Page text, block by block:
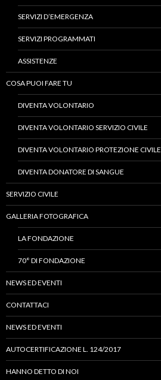
SERVIZI D’EMERGENZA
SERVIZI PROGRAMMATI
ASSISTENZE
COSA PUOI FARE TU
DIVENTA VOLONTARIO
DIVENTA VOLONTARIO SERVIZIO CIVILE
DIVENTA VOLONTARIO PROTEZIONE CIVILE
DIVENTA DONATORE DI SANGUE
SERVIZIO CIVILE
GALLERIA FOTOGRAFICA
LA FONDAZIONE
70° DI FONDAZIONE
NEWS ED EVENTI
CONTATTACI
NEWS ED EVENTI
AUTOCERTIFICAZIONE L. 124/2017
HANNO DETTO DI NOI